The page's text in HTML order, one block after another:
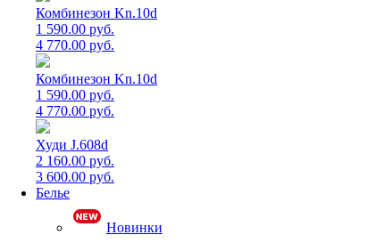
Комбинезон Kn.10d
1 590.00 руб.
4 770.00 руб.
Комбинезон Kn.10d
1 590.00 руб.
4 770.00 руб.
Худи J.608d
2 160.00 руб.
3 600.00 руб.
Белье
Новинки